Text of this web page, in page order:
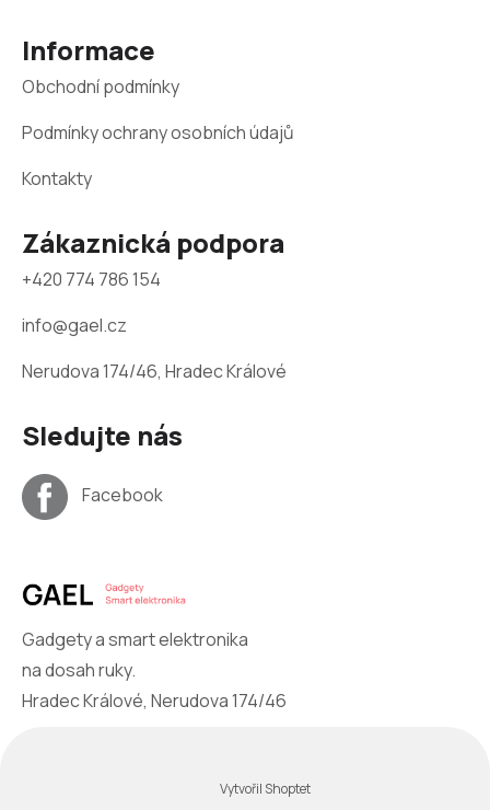
Informace
Obchodní podmínky
Podmínky ochrany osobních údajů
Kontakty
Zákaznická podpora
+420 774 786 154
info@gael.cz
Nerudova 174/46, Hradec Králové
Sledujte nás
Facebook
Gadgety a smart elektronika
na dosah ruky.
Hradec Králové, Nerudova 174/46
Vytvořil Shoptet